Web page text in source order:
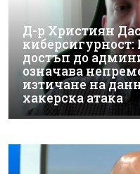
Д-р Християн
достъп до
означава
изтичане на
хакерска атака